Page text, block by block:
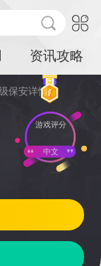
资讯攻略
保安详情
游戏评分
中文